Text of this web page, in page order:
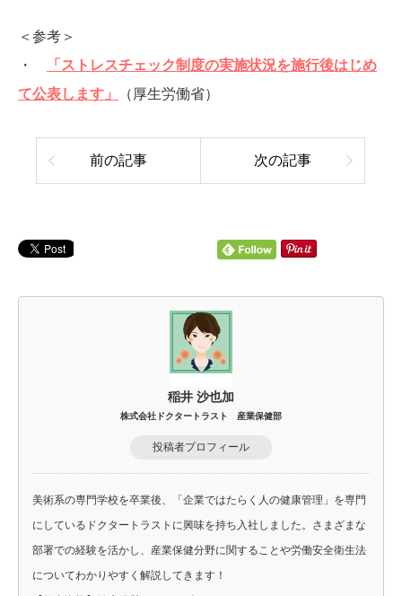
＜参考＞
・
「ストレスチェック制度の実施状況を施行後はじめ
て公表します」
（厚生労働省）
前の記事 次の記事
稲井 沙也加
株式会社ドクタートラスト 産業保健部
投稿者プロフィール
美術系の専門学校を卒業後、「企業ではたらく人の健康管理」を専門
にしているドクタートラストに興味を持ち入社しました。さまざまな
部署での経験を活かし、産業保健分野に関することや労働安全衛生法
についてわかりやすく解説してきます！